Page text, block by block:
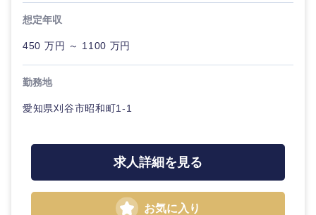
島根県
広島県
想定年収
450 万円 ～ 1100 万円
勤務地
愛知県刈谷市昭和町1-1
求人詳細を見る
お気に入り